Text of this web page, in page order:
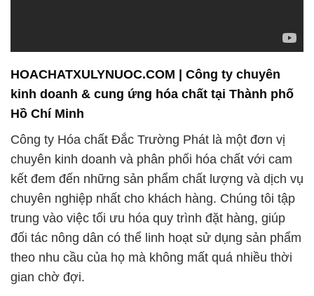
HOACHATXULYNUOC.COM | Công ty chuyên
kinh doanh & cung ứng hóa chất tại Thành phố
Hồ Chí Minh
Công ty Hóa chất Đắc Trường Phát là một đơn vị
chuyên kinh doanh và phân phối hóa chất với cam
kết đem đến những sản phẩm chất lượng và dịch vụ
chuyên nghiệp nhất cho khách hàng. Chúng tôi tập
trung vào việc tối ưu hóa quy trình đặt hàng, giúp
đối tác nông dân có thể linh hoạt sử dụng sản phẩm
theo nhu cầu của họ mà không mất quá nhiều thời
gian chờ đợi.